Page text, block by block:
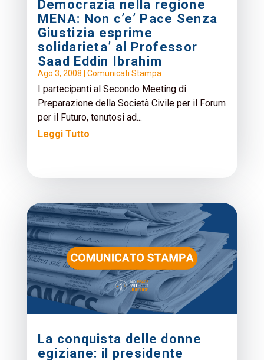
Democrazia nella regione
MENA: Non c’e’ Pace Senza
Giustizia esprime
solidarieta’ al Professor
Saad Eddin Ibrahim
Ago 3, 2008 Comunicati Stampa
I partecipanti al Secondo Meeting di
Preparazione della Società Civile per il Forum
per il Futuro, tenutosi ad...
Leggi Tutto
La conquista delle donne
egiziane: il presidente